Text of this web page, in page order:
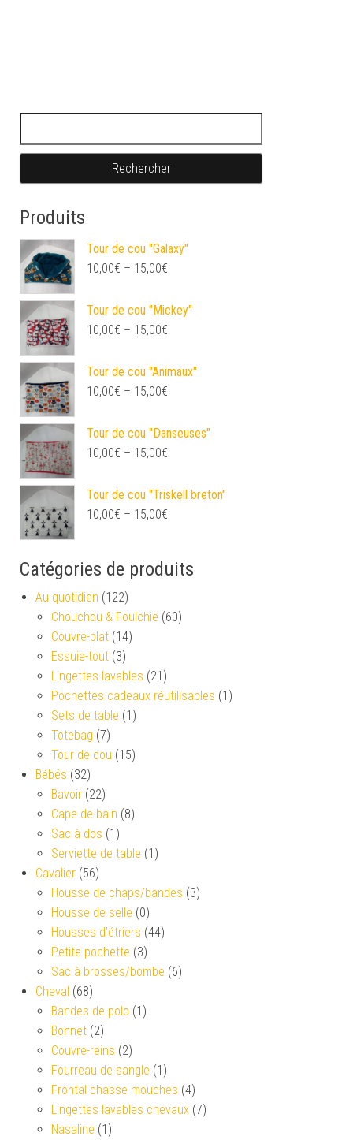
Produits
Tour de cou "Galaxy"
10,00€ – 15,00€
Tour de cou "Mickey"
10,00€ – 15,00€
Tour de cou "Animaux"
10,00€ – 15,00€
Tour de cou "Danseuses"
10,00€ – 15,00€
Tour de cou "Triskell breton"
10,00€ – 15,00€
Catégories de produits
Au quotidien (122)
Chouchou & Foulchie (60)
Couvre-plat (14)
Essuie-tout (3)
Lingettes lavables (21)
Pochettes cadeaux réutilisables (1)
Sets de table (1)
Totebag (7)
Tour de cou (15)
Bébés (32)
Bavoir (22)
Cape de bain (8)
Sac à dos (1)
Serviette de table (1)
Cavalier (56)
Housse de chaps/bandes (3)
Housse de selle (0)
Housses d’étriers (44)
Petite pochette (3)
Sac à brosses/bombe (6)
Cheval (68)
Bandes de polo (1)
Bonnet (2)
Couvre-reins (2)
Fourreau de sangle (1)
Frontal chasse mouches (4)
Lingettes lavables chevaux (7)
Nasaline (1)